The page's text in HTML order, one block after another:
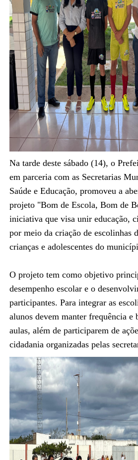
Na tarde deste sábado (14), o
em parceria com as Secretarias
Saúde e Educação, promoveu a
projeto "Bom de Escola, Bom de
iniciativa que visa unir educação,
por meio da criação de escolinhas
crianças e adolescentes do
O projeto tem como objetivo
desempenho escolar e o
participantes. Para integrar as
alunos devem manter frequência e
aulas, além de participarem de
cidadania organizadas pelas